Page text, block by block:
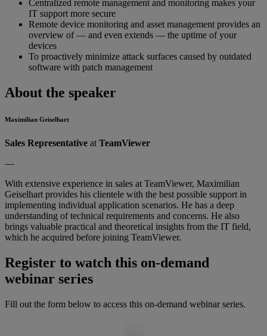
Centralized remote management and monitoring makes your
IT support more secure
Remote device monitoring and asset management provides an
overview of — and even extends — the uptime of your
devices
To proactively minimize attack surfaces caused by outdated
software with patch management
About the speaker
Maximilian Geiselhart
Sales Representative at TeamViewer
—
With extensive experience in sales at TeamViewer, Maximilian
Geiselhart provides his clientele with the best possible support in
implementing individual application scenarios. He has a deep
understanding of technical requirements and concerns. He also
brings valuable practical and theoretical insights from the IT field,
which he acquired before joining TeamViewer.
Register to watch this on-demand
webinar series
Fill out the form below to access this on-demand webinar series.